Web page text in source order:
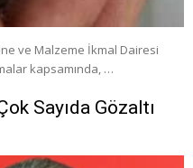
ve Malzeme İkmal Dairesi
kapsamında, …
Sayıda Gözaltı